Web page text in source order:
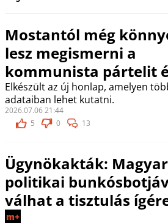
Mostantól még
lesz megismerni a
kommunista pártelit
Elkészült az új honlap, amelyen
adataiban lehet kutatni.
2026.07.06 21:44
5
0 13
Ügynökakták:
politikai
válhat a tisztulás
m+